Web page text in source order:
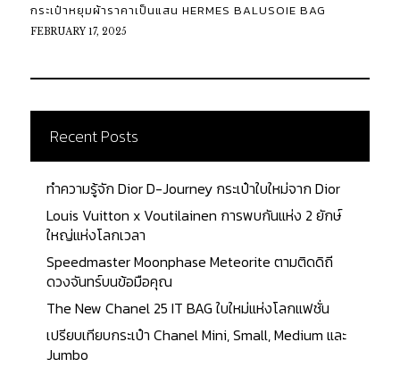
กระเป๋าหยุมผ้าราคาเป็นแสน HERMES BALUSOIE BAG
FEBRUARY 17, 2025
Recent Posts
ทำความรู้จัก Dior D-Journey กระเป๋าใบใหม่จาก Dior
Louis Vuitton x Voutilainen การพบกันแห่ง 2 ยักษ์
ใหญ่แห่งโลกเวลา
Speedmaster Moonphase Meteorite ตามติดดิถี
ดวงจันทร์บนข้อมือคุณ
The New Chanel 25 IT BAG ใบใหม่แห่งโลกแฟชั่น
เปรียบเทียบกระเป๋า Chanel Mini, Small, Medium และ
Jumbo